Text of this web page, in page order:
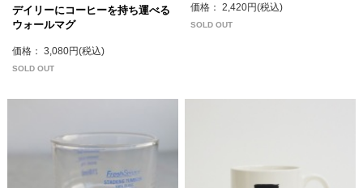
デイリーにコーヒーを持ち運べる
ウォールマグ
価格： 3,080円(税込)
SOLD OUT
価格： 2,420円(税込)
SOLD OUT